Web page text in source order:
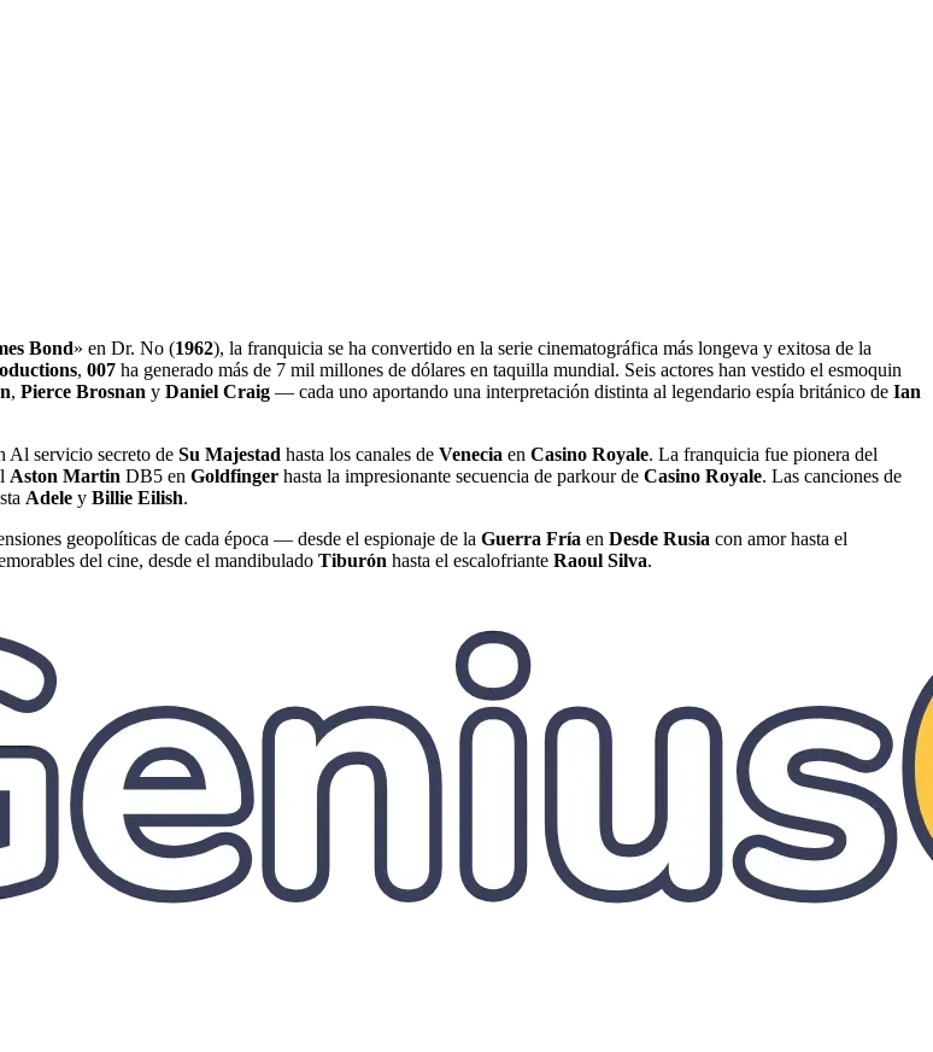
Bond» en Dr. No (1962), la franquicia se ha convertido en la serie cinematográfica más longeva y exitosa de la
, 007 ha generado más de 7 mil millones de dólares en taquilla mundial. Seis actores han vestido el esmoquin
, Pierce Brosnan y Daniel Craig — cada uno aportando una interpretación distinta al legendario espía británico de Ian
Al servicio secreto de Su Majestad hasta los canales de Venecia en Casino Royale. La franquicia fue pionera del
Aston Martin DB5 en Goldfinger hasta la impresionante secuencia de parkour de Casino Royale. Las canciones de
Adele y Billie Eilish.
geopolíticas de cada época — desde el espionaje de la Guerra Fría en Desde Rusia con amor hasta el
del cine, desde el mandibulado Tiburón hasta el escalofriante Raoul Silva.